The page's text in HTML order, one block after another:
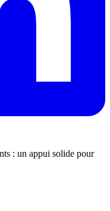
: un appui solide pour